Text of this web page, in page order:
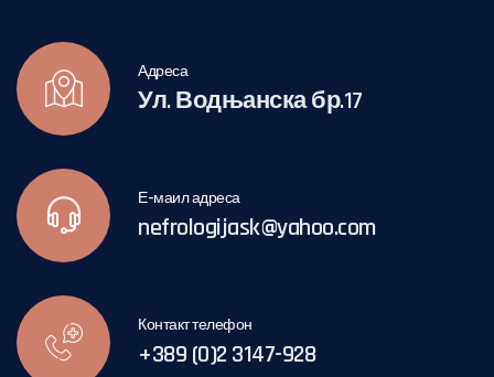
Адреса
Ул. Водњанска бр.17
Е-маил адреса
nefrologijask@yahoo.com
Контакт телефон
+389 (0)2 3147-928